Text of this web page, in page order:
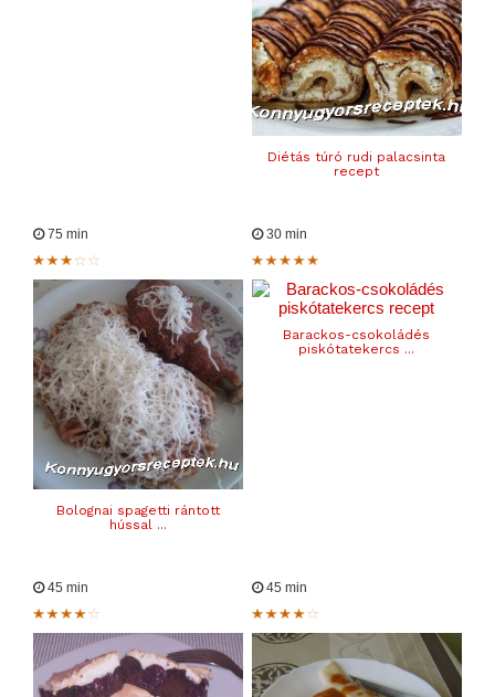
Diétás túró rudi palacsinta
recept
75 min
Bolognai spagetti rántott
hússal ...
30 min
Barackos-csokoládés
piskótatekercs ...
45 min 45 min